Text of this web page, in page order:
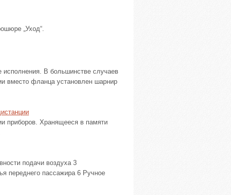
„Уход“.
В большинстве случаев
вместо фланца установлен шарнир
приборов. Хранящееся в памяти
подачи воздуха 3
переднего пассажира 6 Ручное